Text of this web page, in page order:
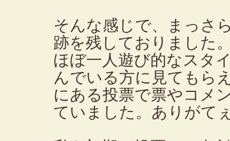
そんな感じで、まっさ
跡を残しておりました
ほぼ一人遊び的なスタ
んでいる方に見てもら
にある投票で票やコメ
ていました。ありがて